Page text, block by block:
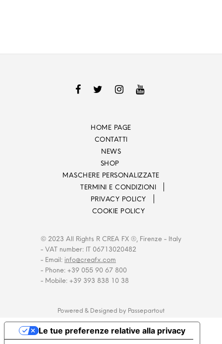
HOME PAGE
CONTATTI
NEWS
SHOP
MASCHERE PERSONALIZZATE
TERMINI E CONDIZIONI
PRIVACY POLICY
COOKIE POLICY
© 2023 All Rights R CREA FX ®, Firenze - Italy
- VAT number: IT 06713020482
- Email: info@creafx.com
- Phone: +39 055 90 67 800
- Mobile: +39 393 838 10 38
Powered & Designed by Passepartout
Le tue preferenze relative alla privacy